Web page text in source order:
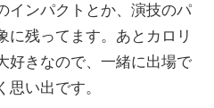
インパクトとか、演技のパ
に残ってます。あとカロリ
好きなので、一緒に出場で
い出です。